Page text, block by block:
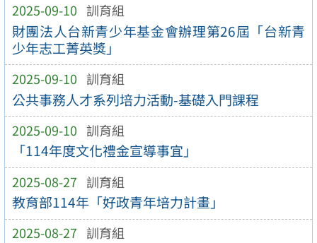
2025-09-10 訓育組
財團法人台新青少年基金會辦理第26屆「台新青
少年志工菁英獎」
2025-09-10 訓育組
公共事務人才系列培力活動-基礎入門課程
2025-09-10 訓育組
「114年度文化禮金宣導事宜」
2025-08-27 訓育組
教育部114年「好政青年培力計畫」
2025-08-27 訓育組